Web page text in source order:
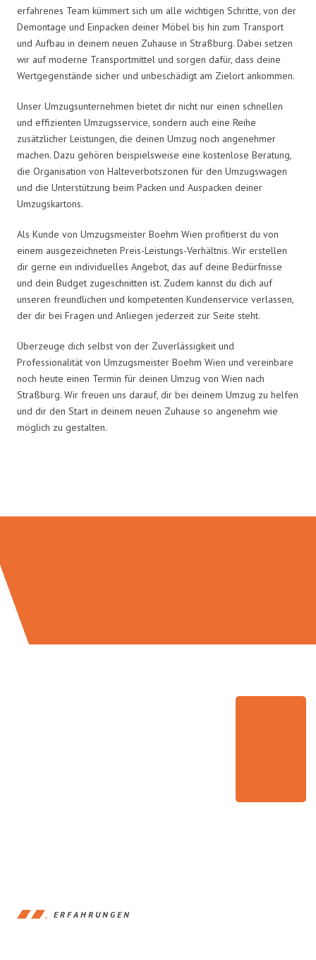
erfahrenes Team kümmert sich um alle wichtigen Schritte, von der
Demontage und Einpacken deiner Möbel bis hin zum Transport
und Aufbau in deinem neuen Zuhause in Straßburg. Dabei setzen
wir auf moderne Transportmittel und sorgen dafür, dass deine
Wertgegenstände sicher und unbeschädigt am Zielort ankommen.
Unser Umzugsunternehmen bietet dir nicht nur einen schnellen
und effizienten Umzugsservice, sondern auch eine Reihe
zusätzlicher Leistungen, die deinen Umzug noch angenehmer
machen. Dazu gehören beispielsweise eine kostenlose Beratung,
die Organisation von Halteverbotszonen für den Umzugswagen
und die Unterstützung beim Packen und Auspacken deiner
Umzugskartons.
Als Kunde von Umzugsmeister Boehm Wien profitierst du von
einem ausgezeichneten Preis-Leistungs-Verhältnis. Wir erstellen
dir gerne ein individuelles Angebot, das auf deine Bedürfnisse
und dein Budget zugeschnitten ist. Zudem kannst du dich auf
unseren freundlichen und kompetenten Kundenservice verlassen,
der dir bei Fragen und Anliegen jederzeit zur Seite steht.
Überzeuge dich selbst von der Zuverlässigkeit und
Professionalität von Umzugsmeister Boehm Wien und vereinbare
noch heute einen Termin für deinen Umzug von Wien nach
Straßburg. Wir freuen uns darauf, dir bei deinem Umzug zu helfen
und dir den Start in deinem neuen Zuhause so angenehm wie
möglich zu gestalten.
ERFAHRUNGEN